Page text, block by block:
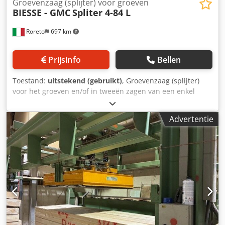
Roreto 697 km
Groevenzaag (splijter) voor groeven
BIESSE - GMCSpliter 4-84 L
Prijsinfo Bellen
Toestand: uitstekend (gebruikt), Groevenzaag (splijter)
voor het groeven en/of in tweeën zagen van een enkel
paneel - Min. paneellengte: mm 500 - Max paneellengte:
mm 2700 - Min. paneelbreedte: mm 300 (ongeveer) - Max.
paneelbreedte: mm 700 - Paneeldikte (min./max.): mm 10 /
30 - Max. aanvoersnelheid: m/min 50 (Kw 4) - Totaal
geïnstalleerd vermogen: Kw 43,2 De machine bestaat uit
de volgende eenheden: POS. 1 freesunit voor
bodemgroeven (Kw 7,4) max diameter mm 300 POS. 2
Bodemgroevenzaag (Kw 7,4) max. diameter mm 350 POS. 3
Bovenste groevenzaag (Kw 7,4) max. diameter 350 mm
POS. 4 Onderste hoofdzaag (snijblad) (Kw 7.4) max.
diameter 350 mm Cjdpfx Apsu Tqb Us Isrf
Advertentie